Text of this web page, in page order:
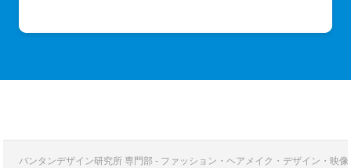
バンタンデザイン研究所 専門部 - ファッション・ヘアメイク・デザイン・映